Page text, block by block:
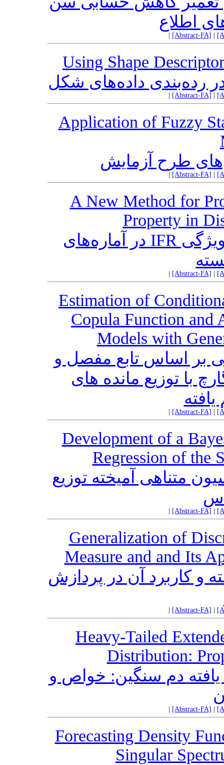
اطلاع
[Abstract-FA]
Using Shape
رده‌بندی داده‌های شکل
[Abstract-FA]
Application of Fuzzy
طرح آزمایش
[Abstract-FA]
A New Method for
Property in
روشی جدید برای اثبات حفظ ویژگی ‎IFR‎ در آماره‌های
[Abstract-FA]
Estimation of
Copula Function
Models with
بر اساس تابع مفصل و
با توزیع مانده های
[Abstract-FA]
Development of a
Regression of the
متناهی آمیخته توزیع
[Abstract-FA]
Generalization of
Measure and and Its
و کاربرد آن در پردازش
[Abstract-FA]
Heavy-Tailed
Distribution:
یافته دم سنگین: خواص و
[Abstract-FA]
Forecasting Density
Singular